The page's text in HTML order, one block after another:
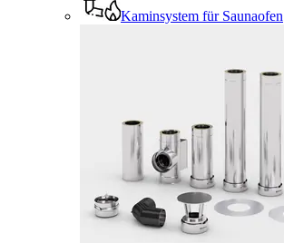
Kaminsystem für Saunaofen